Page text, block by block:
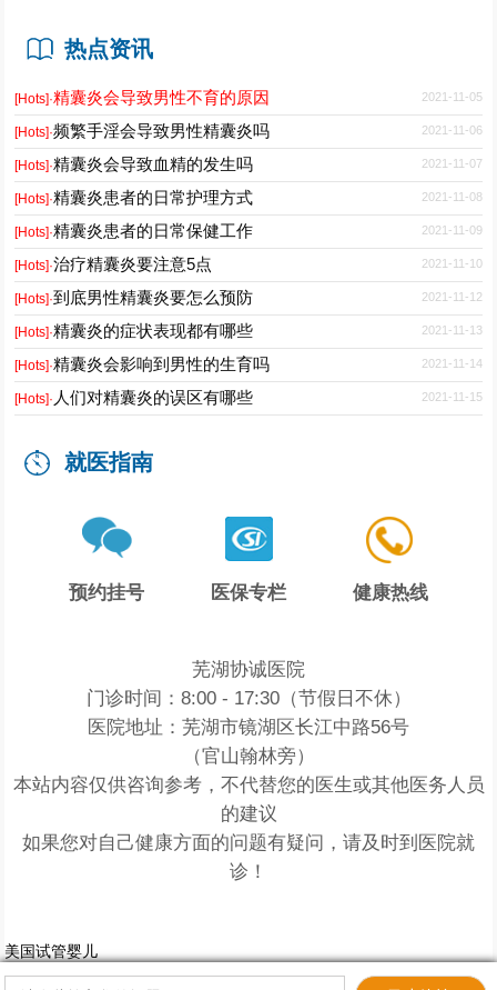
热点资讯
[Hots]·精囊炎会导致男性不育的原因 2021-11-05
[Hots]·频繁手淫会导致男性精囊炎吗 2021-11-06
[Hots]·精囊炎会导致血精的发生吗 2021-11-07
[Hots]·精囊炎患者的日常护理方式 2021-11-08
[Hots]·精囊炎患者的日常保健工作 2021-11-09
[Hots]·治疗精囊炎要注意5点 2021-11-10
[Hots]·到底男性精囊炎要怎么预防 2021-11-12
[Hots]·精囊炎的症状表现都有哪些 2021-11-13
[Hots]·精囊炎会影响到男性的生育吗 2021-11-14
[Hots]· 人们对精囊炎的误区有哪些 2021-11-15
就医指南
预约挂号 医保专栏 健康热线
芜湖协诚医院
门诊时间：8:00 - 17:30（节假日不休）
医院地址：芜湖市镜湖区长江中路56号
（官山翰林旁）
本站内容仅供咨询参考，不代替您的医生或其他医务人员
的建议
如果您对自己健康方面的问题有疑问，请及时到医院就
诊！
美国试管婴儿